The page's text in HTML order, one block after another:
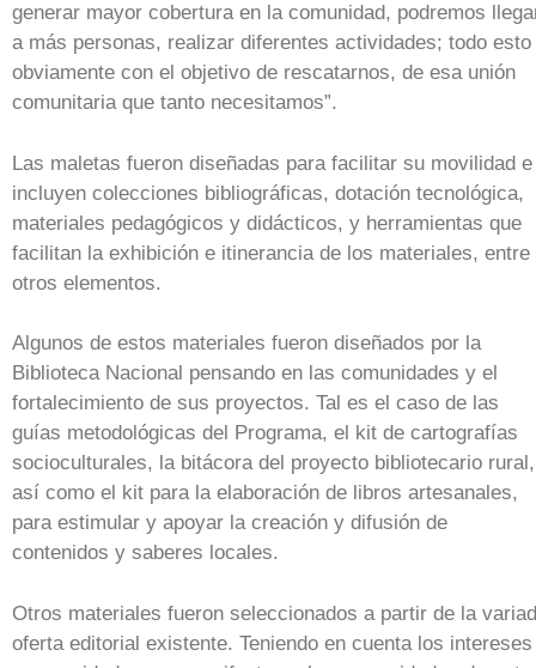
generar mayor cobertura en la comunidad, podremos
a más personas, realizar diferentes actividades; todo esto
obviamente con el objetivo de rescatarnos, de esa unión
comunitaria que tanto necesitamos”.
Las maletas fueron diseñadas para facilitar su movilidad e
incluyen colecciones bibliográficas, dotación tecnológica,
materiales pedagógicos y didácticos, y herramientas que
facilitan la exhibición e itinerancia de los materiales, entre
otros elementos.
Algunos de estos materiales fueron diseñados por la
Biblioteca Nacional pensando en las comunidades y el
fortalecimiento de sus proyectos. Tal es el caso de las
guías metodológicas del Programa, el kit de cartografías
socioculturales, la bitácora del proyecto bibliotecario rural,
así como el kit para la elaboración de libros artesanales,
para estimular y apoyar la creación y difusión de
contenidos y saberes locales.
Otros materiales fueron seleccionados a partir de la
oferta editorial existente. Teniendo en cuenta los intereses